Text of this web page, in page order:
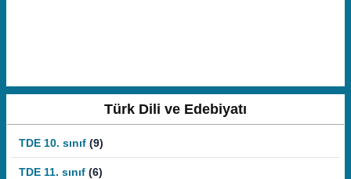
Türk Dili ve Edebiyatı
TDE 10. sınıf (9)
TDE 11. sınıf (6)